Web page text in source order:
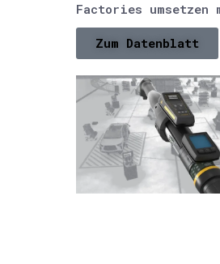
Factories umsetzen
Zum Datenblatt